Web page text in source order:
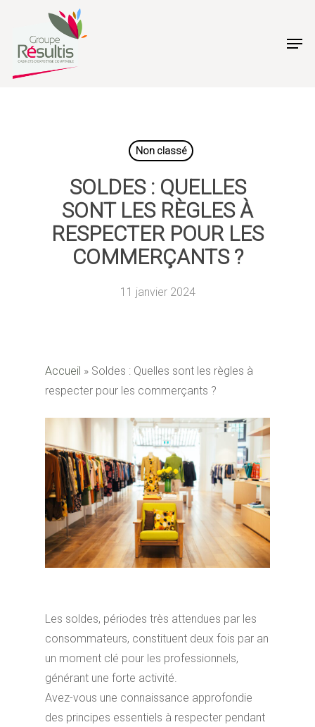
main
Non classé
SOLDES : QUELLES
SONT LES RÈGLES À
RESPECTER POUR LES
COMMERÇANTS ?
11 janvier 2024
Accueil » Soldes : Quelles sont les règles à
respecter pour les commerçants ?
Les soldes, périodes très attendues par les
consommateurs, constituent deux fois par an
un moment clé pour les professionnels,
générant une forte activité.
Avez-vous une connaissance approfondie
des principes essentiels à respecter pendant